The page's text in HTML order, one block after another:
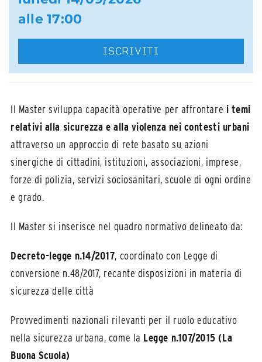
Il Master sviluppa capacità operative per affrontare i temi
relativi alla sicurezza e alla violenza nei contesti urbani
attraverso un approccio di rete basato su azioni
sinergiche di cittadini, istituzioni, associazioni, imprese,
forze di polizia, servizi sociosanitari, scuole di ogni ordine
e grado.
Il Master si inserisce nel quadro normativo delineato da:
Decreto-legge n.14/2017, coordinato con Legge di
conversione n.48/2017, recante disposizioni in materia di
sicurezza delle città
Provvedimenti nazionali rilevanti per il ruolo educativo
nella sicurezza urbana, come la Legge n.107/2015 (La
Buona Scuola)
alle 17:00
ISCRIVITI